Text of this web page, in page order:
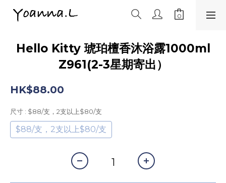
Hello Kitty 琥珀檀香沐浴露1000ml
Z961(2-3星期寄出）
HK$88.00
尺寸 : $88/支，2支以上$80/支
$88/支，2支以上$80/支